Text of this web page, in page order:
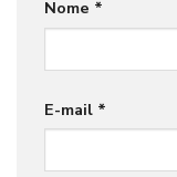
Nome *
E-mail *